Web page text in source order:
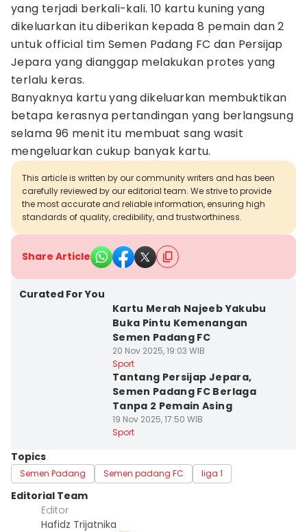
yang terjadi berkali-kali. 10 kartu kuning yang
dikeluarkan itu diberikan kepada 8 pemain dan 2
untuk official tim Semen Padang FC dan Persijap
Jepara yang dianggap melakukan protes yang
terlalu keras.
Banyaknya kartu yang dikeluarkan membuktikan
betapa kerasnya pertandingan yang berlangsung
selama 96 menit itu membuat sang wasit
mengeluarkan cukup banyak kartu.
This article is written by our community writers and has been
carefully reviewed by our editorial team. We strive to provide
the most accurate and reliable information, ensuring high
standards of quality, credibility, and trustworthiness.
Share Article
Curated For You
Kartu Merah Najeeb Yakubu
Buka Pintu Kemenangan
Semen Padang FC
20 Nov 2025, 19:03 WIB
Sport
Tantang Persijap Jepara,
Semen Padang FC Berlaga
Tanpa 2 Pemain Asing
19 Nov 2025, 17:50 WIB
Sport
Topics
Semen Padang Semen padang FC liga 1
Editorial Team
Editor
Hafidz Trijatnika